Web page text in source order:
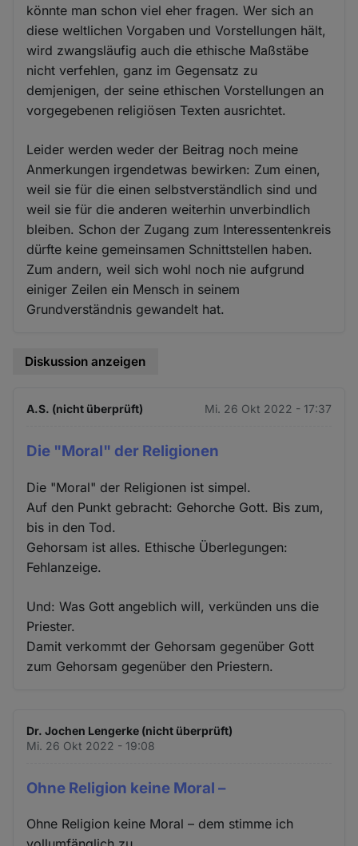
könnte man schon viel eher fragen. Wer sich an
diese weltlichen Vorgaben und Vorstellungen hält,
wird zwangsläufig auch die ethische Maßstäbe
nicht verfehlen, ganz im Gegensatz zu
demjenigen, der seine ethischen Vorstellungen an
vorgegebenen religiösen Texten ausrichtet.
Leider werden weder der Beitrag noch meine
Anmerkungen irgendetwas bewirken: Zum einen,
weil sie für die einen selbstverständlich sind und
weil sie für die anderen weiterhin unverbindlich
bleiben. Schon der Zugang zum Interessentenkreis
dürfte keine gemeinsamen Schnittstellen haben.
Zum andern, weil sich wohl noch nie aufgrund
einiger Zeilen ein Mensch in seinem
Grundverständnis gewandelt hat.
Diskussion anzeigen
A.S. (nicht überprüft) Mi. 26 Okt 2022 - 17:37
Die "Moral" der Religionen
Die "Moral" der Religionen ist simpel.
Auf den Punkt gebracht: Gehorche Gott. Bis zum,
bis in den Tod.
Gehorsam ist alles. Ethische Überlegungen:
Fehlanzeige.
Und: Was Gott angeblich will, verkünden uns die
Priester.
Damit verkommt der Gehorsam gegenüber Gott
zum Gehorsam gegenüber den Priestern.
Dr. Jochen Lengerke (nicht überprüft)
Mi. 26 Okt 2022 - 19:08
Ohne Religion keine Moral –
Ohne Religion keine Moral – dem stimme ich